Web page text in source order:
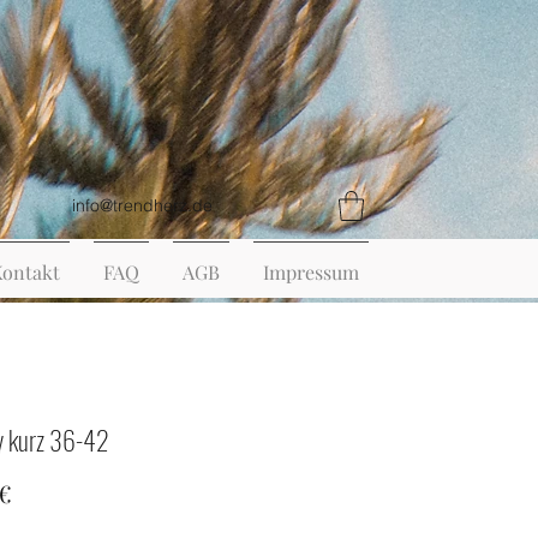
info@trendherz.de
FAQ AGB Impressum
kurz 36-42